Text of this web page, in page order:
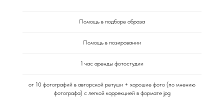
Помощь в подборе образа
Помощь в позировании
1 час аренды фотостудии
от 10 фотографий в авторской ретуши + хорошие фото (по мнению
фотографа) с легкой коррекцией в формате jpg